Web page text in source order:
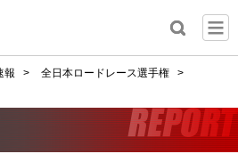
報 > 全日本ロードレース選手権
>